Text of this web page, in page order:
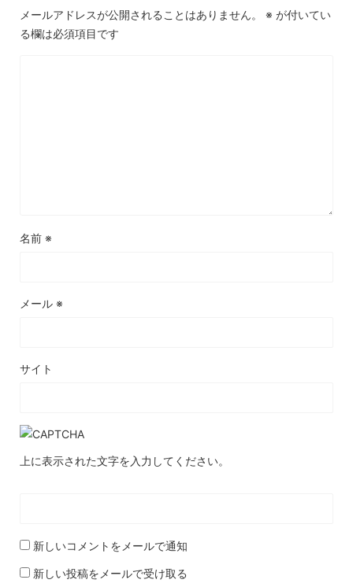
メールアドレスが公開されることはありません。 ※ が付いてい
る欄は必須項目です
名前 ※
メール ※
サイト
上に表示された文字を入力してください。
新しいコメントをメールで通知
新しい投稿をメールで受け取る